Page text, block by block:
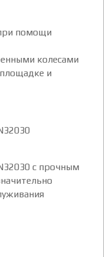
помощи
колесами
и
с прочным